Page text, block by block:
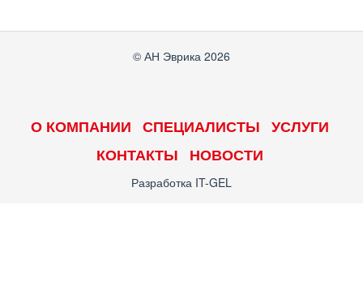
© АН Эврика 2026
О КОМПАНИИ СПЕЦИАЛИСТЫ УСЛУГИ
КОНТАКТЫ
НОВОСТИ
Разработка IT-GEL